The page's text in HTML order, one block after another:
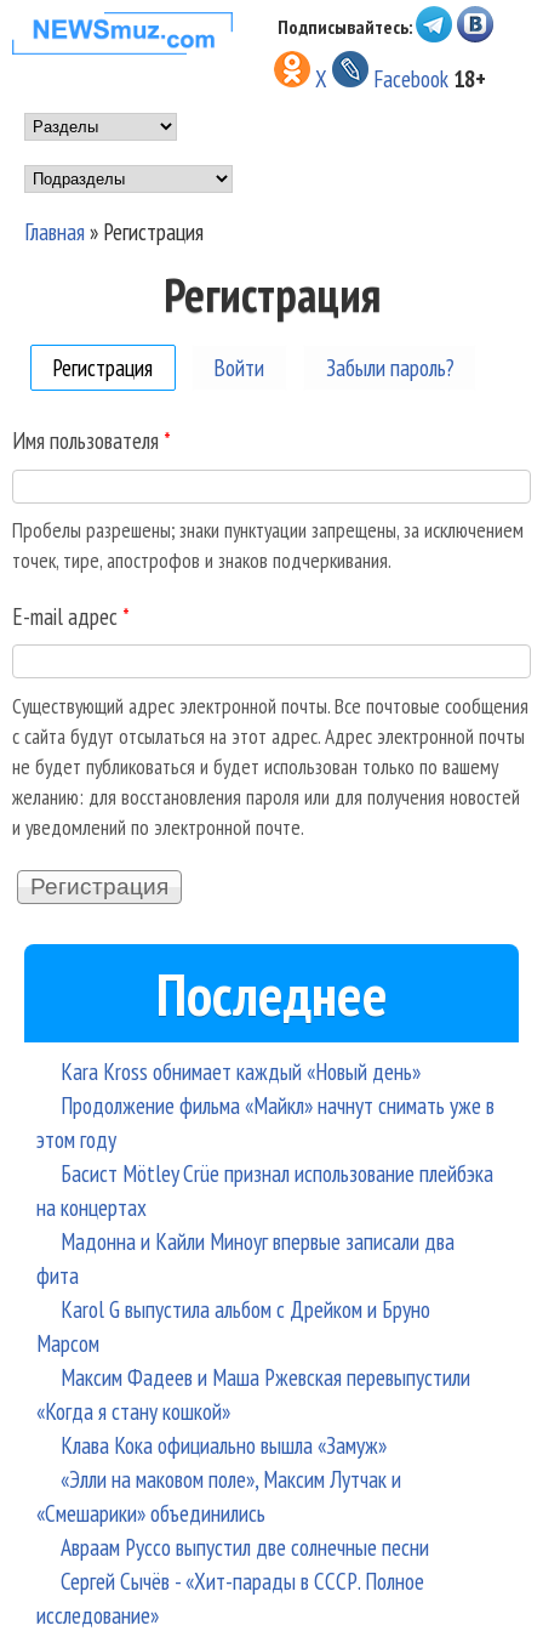
Перейти к основному
содержанию
НОВОСТИ
МУЗЫКИ И
ШОУ БИЗНЕСА
NEWSMUZ.COM
Подписывайтесь:
X Facebook 18+
Main menu
Подразделы
Главная» Регистрация
Регистрация
Регистрация (активная вкладка)
Войти Забыли пароль?
Имя пользователя *
Пробелы разрешены; знаки пунктуации запрещены, за исключением
точек, тире, апострофов и знаков подчеркивания.
E-mail адрес *
Существующий адрес электронной почты. Все почтовые сообщения
с сайта будут отсылаться на этот адрес. Адрес электронной почты
не будет публиковаться и будет использован только по вашему
желанию: для восстановления пароля или для получения новостей
и уведомлений по электронной почте.
Последнее
Kara Kross обнимает каждый «Новый день»
Продолжение фильма «Майкл» начнут снимать уже в
этом году
Басист Mötley Crüe признал использование плейбэка
на концертах
Мадонна и Кайли Миноуг впервые записали два
фита
Karol G выпустила альбом с Дрейком и Бруно
Марсом
Максим Фадеев и Маша Ржевская перевыпустили
«Когда я стану кошкой»
Клава Кока официально вышла «Замуж»
«Элли на маковом поле», Максим Лутчак и
«Смешарики» объединились
Авраам Руссо выпустил две солнечные песни
Сергей Сычёв - «Хит-парады в СССР. Полное
исследование»